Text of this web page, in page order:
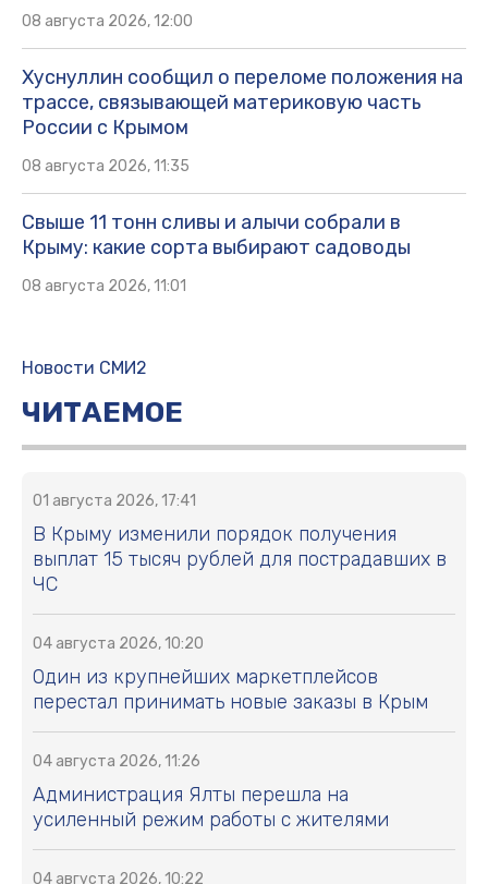
08 августа 2026, 12:00
Хуснуллин сообщил о переломе положения на
трассе, связывающей материковую часть
России с Крымом
08 августа 2026, 11:35
Свыше 11 тонн сливы и алычи собрали в
Крыму: какие сорта выбирают садоводы
08 августа 2026, 11:01
Новости СМИ2
ЧИТАЕМОЕ
01 августа 2026, 17:41
В Крыму изменили порядок получения
выплат 15 тысяч рублей для пострадавших в
ЧС
04 августа 2026, 10:20
Один из крупнейших маркетплейсов
перестал принимать новые заказы в Крым
04 августа 2026, 11:26
Администрация Ялты перешла на
усиленный режим работы с жителями
04 августа 2026, 10:22